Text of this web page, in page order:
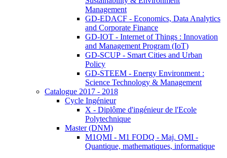
Management
GD-EDACF - Economics, Data Analytics
and Corporate Finance
GD-IOT - Internet of Things : Innovation
and Management Program (IoT)
GD-SCUP - Smart Cities and Urban
Policy
GD-STEEM - Energy Environment :
Science Technology & Management
Catalogue 2017 - 2018
Cycle Ingénieur
X - Diplôme d'ingénieur de l'Ecole
Polytechnique
Master (DNM)
M1QMI - M1 FODQ - Maj. QMI -
Quantique, mathematiques, informatique